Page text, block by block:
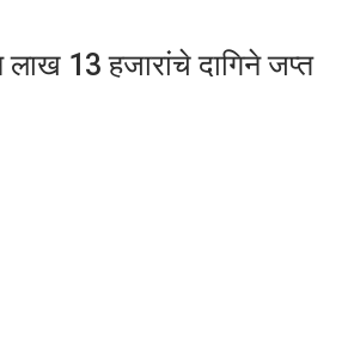
13 हजारांचे दागिने जप्त